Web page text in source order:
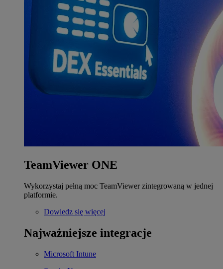
TeamViewer ONE
Wykorzystaj pełną moc TeamViewer zintegrowaną w jednej
platformie.
Dowiedz się więcej
Najważniejsze integracje
Microsoft Intune